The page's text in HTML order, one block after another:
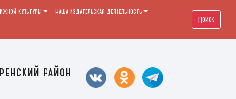
район
культуры
Наша издательская деятельность
Поиск